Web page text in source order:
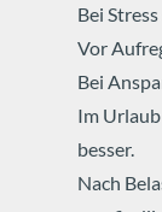
Bei
Vor
Bei
Im
besser.
Nach